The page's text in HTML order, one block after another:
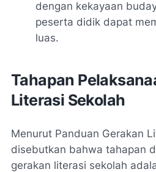
dengan kekayaan
peserta didik dapat
luas.
Tahapan
Literasi Sekolah
Menurut Panduan Gerakan
disebutkan bahwa tahapan
gerakan literasi sekolah